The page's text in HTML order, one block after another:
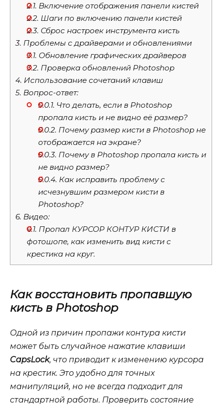
2.1. Включение отображения панели кистей
2.2. Шаги по включению панели кистей
2.3. Сброс настроек инструмента кисть
3. Проблемы с драйверами и обновлениями
3.1. Обновление графических драйверов
3.2. Проверка обновлений Photoshop
4. Использование сочетаний клавиш
5. Вопрос-ответ:
5.0.1. Что делать, если в Photoshop
пропала кисть и не видно её размер?
5.0.2. Почему размер кисти в Photoshop не
отображается на экране?
5.0.3. Почему в Photoshop пропала кисть и
не видно размер?
5.0.4. Как исправить проблему с
исчезнувшим размером кисти в
Photoshop?
6. Видео:
6.1. Пропал КУРСОР КОНТУР КИСТИ в
фотошопе, как изменить вид кисти с
крестика на круг.
Как восстановить пропавшую
кисть в Photoshop
Одной из причин пропажи контура кисти
может быть случайное нажатие клавиши
CapsLock, что приводит к изменению курсора
на крестик. Это удобно для точных
манипуляций, но не всегда подходит для
стандартной работы. Проверить состояние